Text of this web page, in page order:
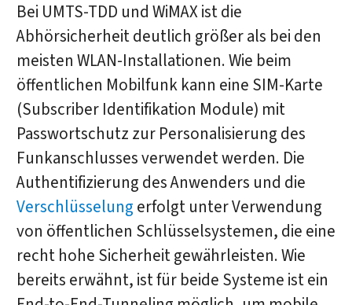
Bei UMTS-TDD und WiMAX ist die
Abhörsicherheit deutlich größer als bei den
meisten WLAN-Installationen. Wie beim
öffentlichen Mobilfunk kann eine SIM-Karte
(Subscriber Identifikation Module) mit
Passwortschutz zur Personalisierung des
Funkanschlusses verwendet werden. Die
Authentifizierung des Anwenders und die
Verschlüsselung erfolgt unter Verwendung
von öffentlichen Schlüsselsystemen, die eine
recht hohe Sicherheit gewährleisten. Wie
bereits erwähnt, ist für beide Systeme ist ein